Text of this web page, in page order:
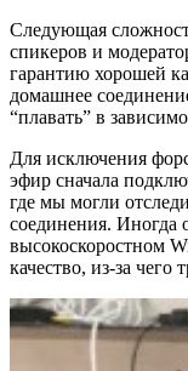
Следующая
спикеров и
гарантию хорошей
домашнее
“плавать” в
Для исключения
эфир сначала
где мы могли
соединения. Иногда
высокоскоростном
качество, из-за чего